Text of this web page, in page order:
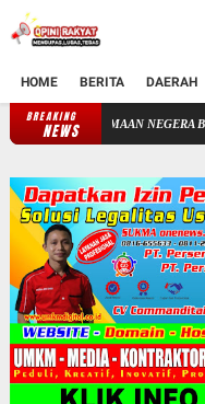
HOME BERITA DAERAH
BREAKING
NEWS PENGELOLAAN